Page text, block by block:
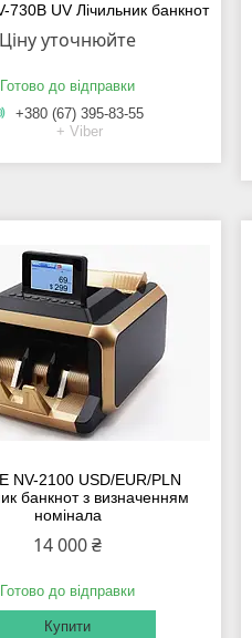
730В UV Лічильник банкнот
Ціну уточнюйте
Готово до відправки
+380 (67) 395-83-55
+ Viber
NV-2100 USD/EUR/PLN
банкнот з визначенням
номінала
14 000 ₴
Готово до відправки
Купити